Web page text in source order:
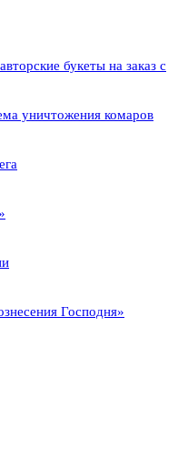
букеты на заказ с
уничтожения комаров
Господня»